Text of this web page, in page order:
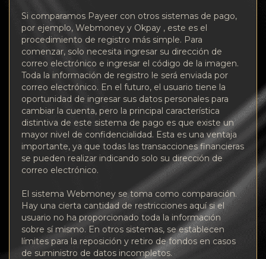
Si comparamos Payeer con otros sistemas de pago,
por ejemplo, Webmoney y Okpay , este es el
procedimiento de registro más simple. Para
comenzar, solo necesita ingresar su dirección de
correo electrónico e ingresar el código de la imagen.
Toda la información de registro le será enviada por
correo electrónico. En el futuro, el usuario tiene la
oportunidad de ingresar sus datos personales para
cambiar la cuenta, pero la principal característica
distintiva de este sistema de pago es que existe un
mayor nivel de confidencialidad. Esta es una ventaja
importante, ya que todas las transacciones financieras
se pueden realizar indicando solo su dirección de
correo electrónico.
El sistema Webmoney se toma como comparación.
Hay una cierta cantidad de restricciones aquí si el
usuario no ha proporcionado toda la información
sobre sí mismo. En otros sistemas, se establecen
límites para la reposición y retiro de fondos en casos
de suministro de datos incompletos.